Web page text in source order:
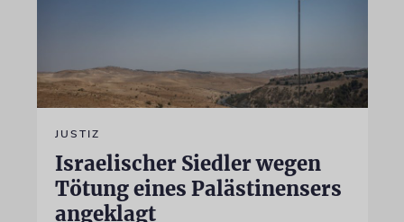
JUSTIZ
Israelischer Siedler wegen
Tötung eines Palästinensers
angeklagt